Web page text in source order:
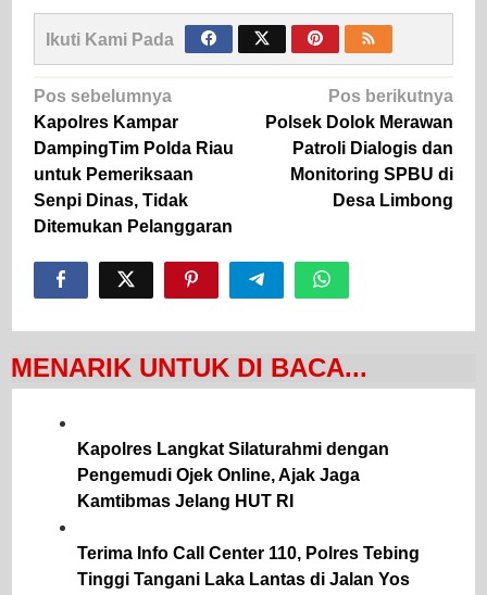
Ikuti Kami Pada
Navigasi
pos
Pos sebelumnya
Kapolres Kampar
DampingTim Polda Riau
untuk Pemeriksaan
Senpi Dinas, Tidak
Ditemukan Pelanggaran
Pos berikutnya
Polsek Dolok Merawan
Patroli Dialogis dan
Monitoring SPBU di
Desa Limbong
MENARIK UNTUK DI BACA...
Kapolres Langkat Silaturahmi dengan
Pengemudi Ojek Online, Ajak Jaga
Kamtibmas Jelang HUT RI
Terima Info Call Center 110, Polres Tebing
Tinggi Tangani Laka Lantas di Jalan Yos